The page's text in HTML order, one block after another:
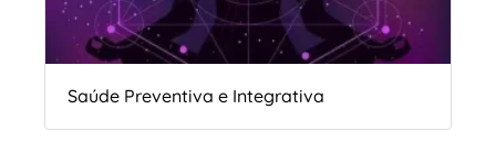
Saúde Preventiva e Integrativa